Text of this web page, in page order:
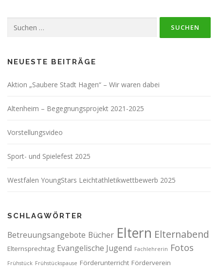
Suchen
NEUESTE BEITRÄGE
Aktion „Saubere Stadt Hagen“ – Wir waren dabei
Altenheim – Begegnungsprojekt 2021-2025
Vorstellungsvideo
Sport- und Spielefest 2025
Westfalen YoungStars Leichtathletikwettbewerb 2025
SCHLAGWÖRTER
Betreuungsangebote Bücher Eltern Elternabend
Elternsprechtag Evangelische Jugend Fachlehrerin Fotos
Frühstück Frühstückspause Förderunterricht Förderverein